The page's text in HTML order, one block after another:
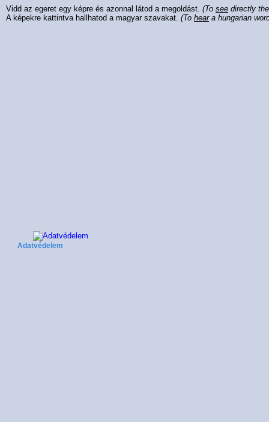
Vidd az egeret egy képre és azonnal látod a megoldást. (To see directly
A képekre kattintva hallhatod a magyar szavakat. (To heara hungarian
Adatvédelem